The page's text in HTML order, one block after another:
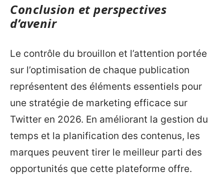
Conclusion et perspectives
d’avenir
Le contrôle du brouillon et l’attention portée
sur l’optimisation de chaque publication
représentent des éléments essentiels pour
une stratégie de marketing efficace sur
Twitter en 2026. En améliorant la gestion du
temps et la planification des contenus, les
marques peuvent tirer le meilleur parti des
opportunités que cette plateforme offre.